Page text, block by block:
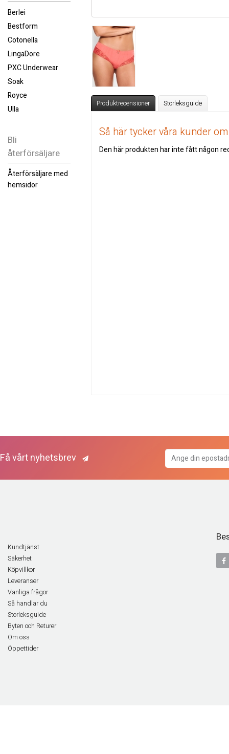
Berlei
Bestform
Cotonella
LingaDore
PXC Underwear
Soak
Royce
Ulla
Bli
återförsäljare
Återförsäljare med
hemsidor
Produktrecensioner Storleksguide
Så här tycker våra kunder
Den här produkten har inte fått någon
Få vårt nyhetsbrev
Kundtjänst
Säkerhet
Köpvillkor
Leveranser
Vanliga frågor
Så handlar du
Storleksguide
Byten och Returer
Om oss
Öppettider